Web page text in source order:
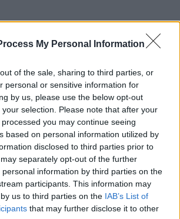
My Personal Information
of the sale, sharing to third parties, or
personal or sensitive information for
by us, please use the below opt-out
selection. Please note that after your
you may continue seeing
based on personal information utilized by
disclosed to third parties prior to
separately opt-out of the further
information by third parties on the
participants. This information may
us to third parties on the IAB’s List of
that may further disclose it to other
képességünk, amelyet azonban később
szinte minden tárgynál fontos volna térbeli
a tananyag megértését. Gondoljunk csak a
szerkezetére, a földrajzi
az elektromos terekre! Éppen ezért a cég
hogy a Leonar3Dót teljes mértékben
a gyerekek fejlődését segíti, de a
lehet lekötni és kreatív munkára
a Leóval való alkotáshoz nem kell
sokkal többre képes az ember, mintsem
egy-egy figurát a gyerekek, amíg